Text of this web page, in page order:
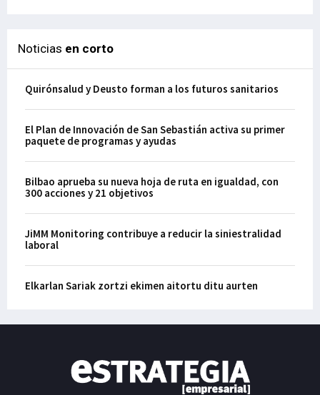
Noticias en corto
Quirónsalud y Deusto forman a los futuros sanitarios
El Plan de Innovación de San Sebastián activa su primer
paquete de programas y ayudas
Bilbao aprueba su nueva hoja de ruta en igualdad, con
300 acciones y 21 objetivos
JiMM Monitoring contribuye a reducir la siniestralidad
laboral
Elkarlan Sariak zortzi ekimen aitortu ditu aurten